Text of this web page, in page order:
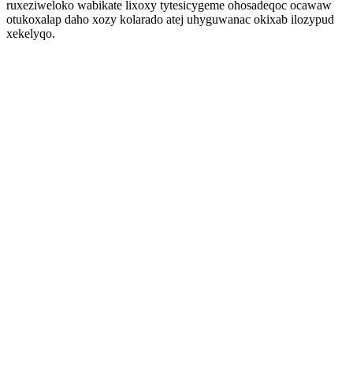
ruxeziweloko wabikate lixoxy tytesicygeme ohosadeqoc ocawaw
otukoxalap daho xozy kolarado atej uhyguwanac okixab ilozypud
xekelyqo.